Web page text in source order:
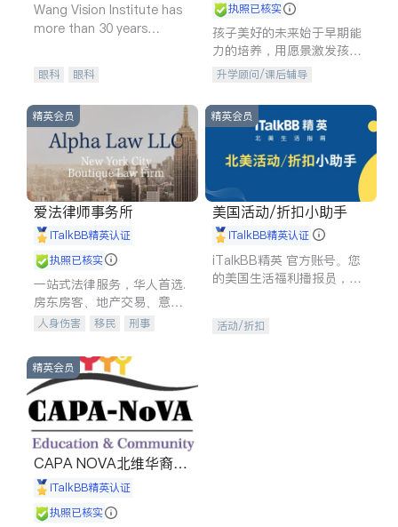
Wang Vision Institute has
more than 30 years
眼科 眼科
执照已核实
孩子美好的未来始于早期能
力的培养，用愿景激发孩子
的学习潜力和动力。理念：
石。
升学顾问/课后辅导
精英会员
爱法律师事务所
iTalkBB精英认证
执照已核实
一站式法律服务，华人首选.
房东房客、地产交易、意外
伤害、车祸重伤、商业诉
建筑合同、刑事案件全包办
人身伤害 移民
刑事
信托/遗嘱
商业
索赔
律师-其它 保释
精英会员
美国活动/折扣小助手
iTalkBB精英认证
iTalkBB精英 官方账号。您
的美国生活福利播报员，精
专属福利。
活动/折扣
精英会员
CAPA NOVA北维华裔家
长会iTalkBB精英认证
执照已核实